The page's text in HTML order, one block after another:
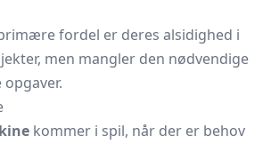
fordel er deres alsidighed i
men mangler den nødvendige
kommer i spil, når der er behov